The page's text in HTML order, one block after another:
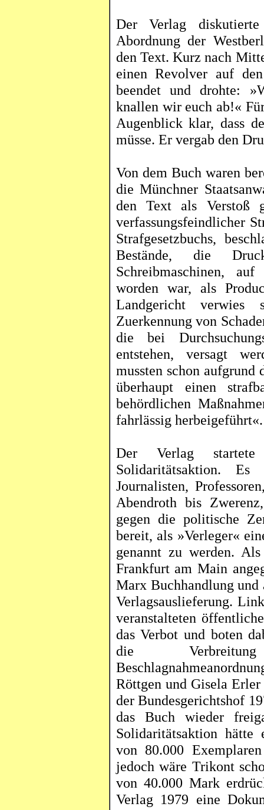
Der Verlag
Abordnung der
den Text. Kurz nach
einen Revolver auf
beendet und drohte:
knallen wir euch ab!«
Augenblick klar, dass
müsse. Er vergab den
Von dem Buch waren
die Münchner
den Text als Verstoß
verfassungsfeindlicher
Strafgesetzbuchs,
Bestände, die
Schreibmaschinen,
worden war, als
Landgericht
Zuerkennung von
die bei
entstehen, versagt
mussten schon aufgrund
überhaupt einen
behördlichen
fahrlässig
Der Verlag startete
Solidaritätsaktion.
Journalisten,
Abendroth bis
gegen die politische
bereit, als »Verleger«
genannt zu werden.
Frankfurt am Main
Marx Buchhandlung
Verlagsauslieferung.
veranstalteten
das Verbot und boten
die
Röttgen und Gisela
der Bundesgerichtshof
das Buch wieder
Solidaritätsaktion hätte
von 80.000
jedoch wäre Trikont
von 40.000 Mark
Verlag 1979 eine